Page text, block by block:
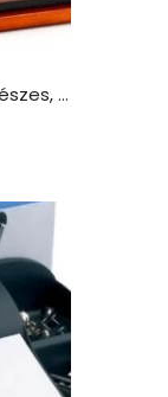
Asztali rendező, fémhálós, 3 részes, VICTORIA OFFICE, “Wood”, fekete